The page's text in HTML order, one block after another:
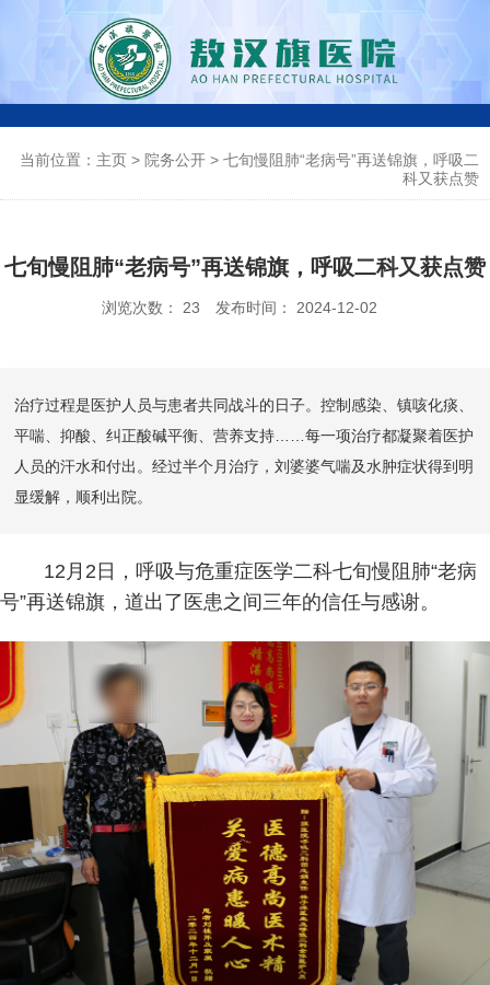
0
6
-
3
0
0
5
当前位置：主页 > 院务公开 > 七旬慢阻肺“老病号”再送锦旗，呼吸二
科又获点赞
七旬慢阻肺“老病号”再送锦旗，呼吸二科又获点赞
浏览次数： 23 发布时间： 2024-12-02
治疗过程是医护人员与患者共同战斗的日子。控制感染、镇咳化痰、
平喘、抑酸、纠正酸碱平衡、营养支持……每一项治疗都凝聚着医护
人员的汗水和付出。经过半个月治疗，刘婆婆气喘及水肿症状得到明
显缓解，顺利出院。
12月2日，呼吸与危重症医学二科七旬慢阻肺“老病
号”再送锦旗，道出了医患之间三年的信任与感谢。